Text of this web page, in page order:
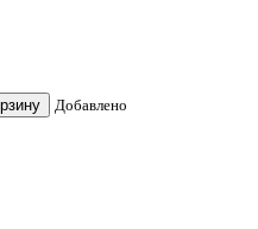
Добавлено